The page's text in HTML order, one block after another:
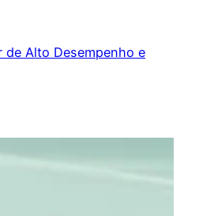
de Alto Desempenho e